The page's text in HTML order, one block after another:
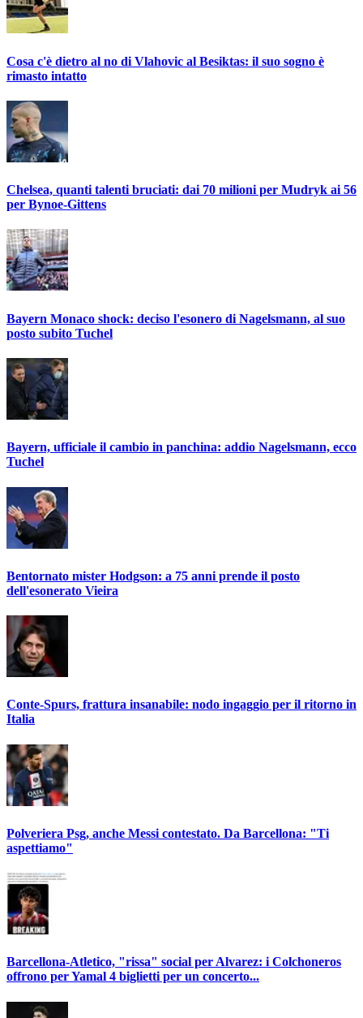
Cosa c'è dietro al no di Vlahovic al Besiktas: il suo sogno è
rimasto intatto
Chelsea, quanti talenti bruciati: dai 70 milioni per Mudryk ai 56
per Bynoe-Gittens
Bayern Monaco shock: deciso l'esonero di Nagelsmann, al suo
posto subito Tuchel
Bayern, ufficiale il cambio in panchina: addio Nagelsmann, ecco
Tuchel
Bentornato mister Hodgson: a 75 anni prende il posto
dell'esonerato Vieira
Conte-Spurs, frattura insanabile: nodo ingaggio per il ritorno in
Italia
Polveriera Psg, anche Messi contestato. Da Barcellona: "Ti
aspettiamo"
Barcellona-Atletico, "rissa" social per Alvarez: i Colchoneros
offrono per Yamal 4 biglietti per un concerto...